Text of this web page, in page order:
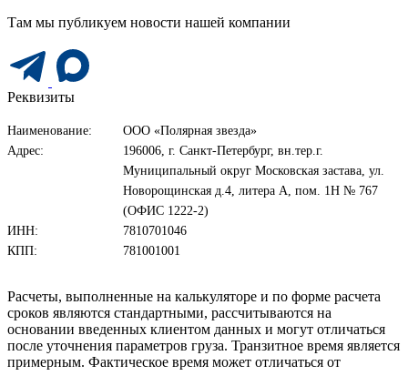
Там мы публикуем новости нашей компании
Реквизиты
Наименование:
ООО «Полярная звезда»
Адрес:
196006, г. Санкт-Петербург, вн.тер.г.
Муниципальный округ Московская застава, ул.
Новорощинская д.4, литера А, пом. 1Н № 767
(ОФИС 1222-2)
ИНН:
7810701046
КПП:
781001001
Расчеты, выполненные на калькуляторе и по форме расчета
сроков являются стандартными, рассчитываются на
основании введенных клиентом данных и могут отличаться
после уточнения параметров груза. Транзитное время является
примерным. Фактическое время может отличаться от